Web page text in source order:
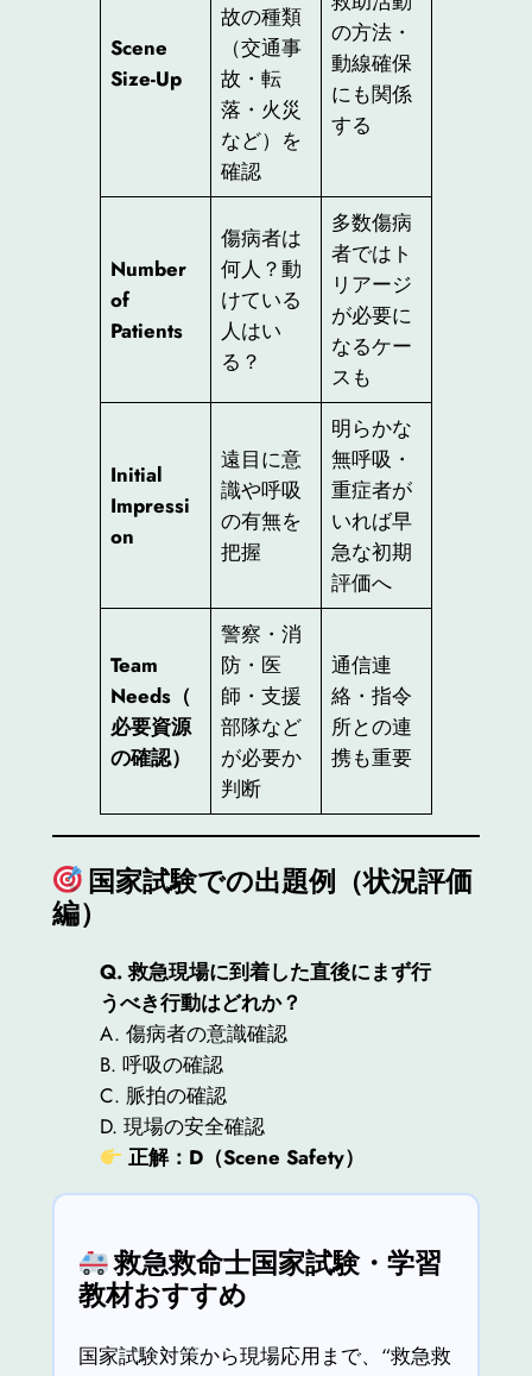
Scene
Size-Up
故の種類
（交通事
故・転
落・火災
など）を
確認
の方法・
動線確保
にも関係
する
Number
of
Patients
傷病者は
何人？動
けている
人はい
る？
多数傷病
者ではト
リアージ
が必要に
なるケー
スも
Initial
Impressi
on
遠目に意
識や呼吸
の有無を
把握
明らかな
無呼吸・
重症者が
いれば早
急な初期
評価へ
Team
Needs（
必要資源
の確認）
警察・消
防・医
師・支援
部隊など
が必要か
判断
通信連
絡・指令
所との連
携も重要
国家試験での出題例（状況評価
編）
Q. 救急現場に到着した直後にまず行
うべき行動はどれか？
A. 傷病者の意識確認
B. 呼吸の確認
C. 脈拍の確認
D. 現場の安全確認
正解：D（Scene Safety）
救急救命士国家試験・学習
教材おすすめ
国家試験対策から現場応用まで、“救急救